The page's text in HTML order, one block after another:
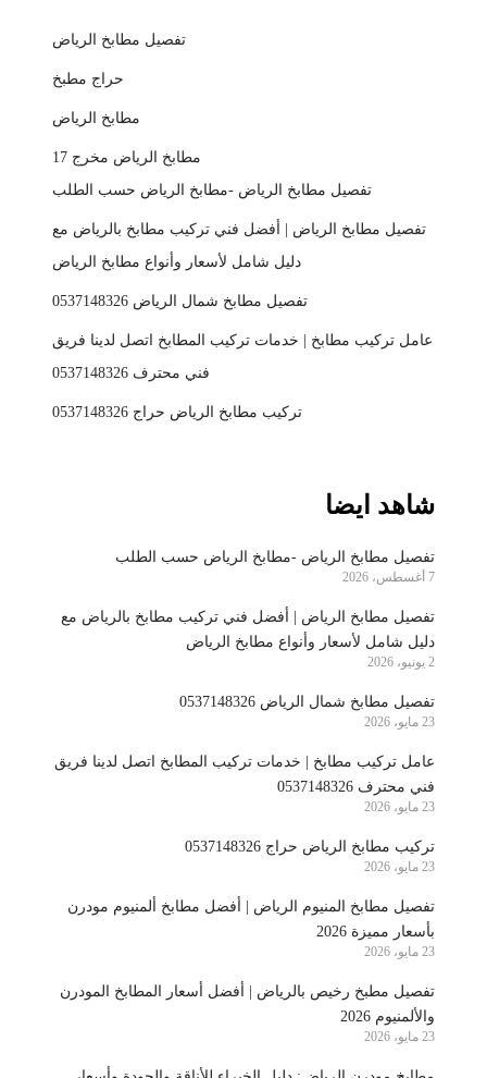
تفصيل مطابخ الرياض
حراج مطبخ
مطابخ الرياض
مطابخ الرياض مخرج 17
تفصيل مطابخ الرياض -مطابخ الرياض حسب الطلب
تفصيل مطابخ الرياض | أفضل فني تركيب مطابخ بالرياض مع
دليل شامل لأسعار وأنواع مطابخ الرياض
تفصيل مطابخ شمال الرياض 0537148326
عامل تركيب مطابخ | خدمات تركيب المطابخ اتصل لدينا فريق
فني محترف 0537148326
تركيب مطابخ الرياض حراج 0537148326
شاهد ايضا
تفصيل مطابخ الرياض -مطابخ الرياض حسب الطلب
7 أغسطس، 2026
تفصيل مطابخ الرياض | أفضل فني تركيب مطابخ بالرياض مع
دليل شامل لأسعار وأنواع مطابخ الرياض
2 يونيو، 2026
تفصيل مطابخ شمال الرياض 0537148326
23 مايو، 2026
عامل تركيب مطابخ | خدمات تركيب المطابخ اتصل لدينا فريق
فني محترف 0537148326
23 مايو، 2026
تركيب مطابخ الرياض حراج 0537148326
23 مايو، 2026
تفصيل مطابخ المنيوم الرياض | أفضل مطابخ ألمنيوم مودرن
بأسعار مميزة 2026
23 مايو، 2026
تفصيل مطبخ رخيص بالرياض | أفضل أسعار المطابخ المودرن
والألمنيوم 2026
23 مايو، 2026